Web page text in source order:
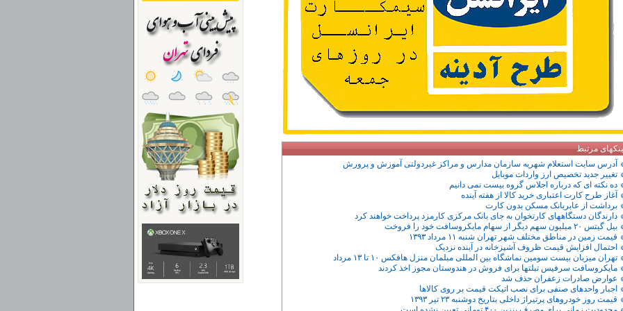
مرتبط
آدرس سایت استعلام شهریه سازمان مدارس و مراکز غیردولتی آموزش و پرورش
تغییر جدید تخصیص ارز واردات موبایل
ده نکته ای که درباره اجلاس گروه بیست نمی دانیم
آغاز طرح کارت اعتباری خرید کالا از هفته آینده
برداشت از عابربانک مسکن بدون کارت
دارندگان دستگاههای کارتخوان به جای بانک مرکزی کارمزد پرداخت خواهند کرد
بیل گیتس ۲۰ میلیون سهم دیگر از سهام مایکروسافت خود را فروخت
قیمت زمین در مناطق مختلف شهر تهران شنبه ۱۱ مرداد ۱۳۹۳
احتمال افزایش قیمت ظروف آشپزخانه در آینده‌ نزدیک
تهران میزبان بیست سومین نماشگاه بین المللی مبلمان منزل هافکس ۱۰ تا ۱۳ مرداد
مایکروسافت سرفیس تبلتها برای فروش در هندوستان مجوز اخذ کردند
عوارض صادرات زعفران حذف شد
اجبار واحد‌های صنفی برای نصب اتیکت قیمت بر روی کالاها
قیمت روز خودروهای پرتیراژ داخلی بتاریخ دوشنبه ۲۳ تیر ۱۳۹۳